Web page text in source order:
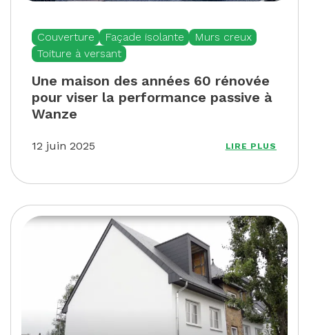
Couverture Façade isolante
Murs creux
Toiture à versant
Une maison des années 60 rénovée
pour viser la performance passive à
Wanze
12 juin 2025 LIRE PLUS